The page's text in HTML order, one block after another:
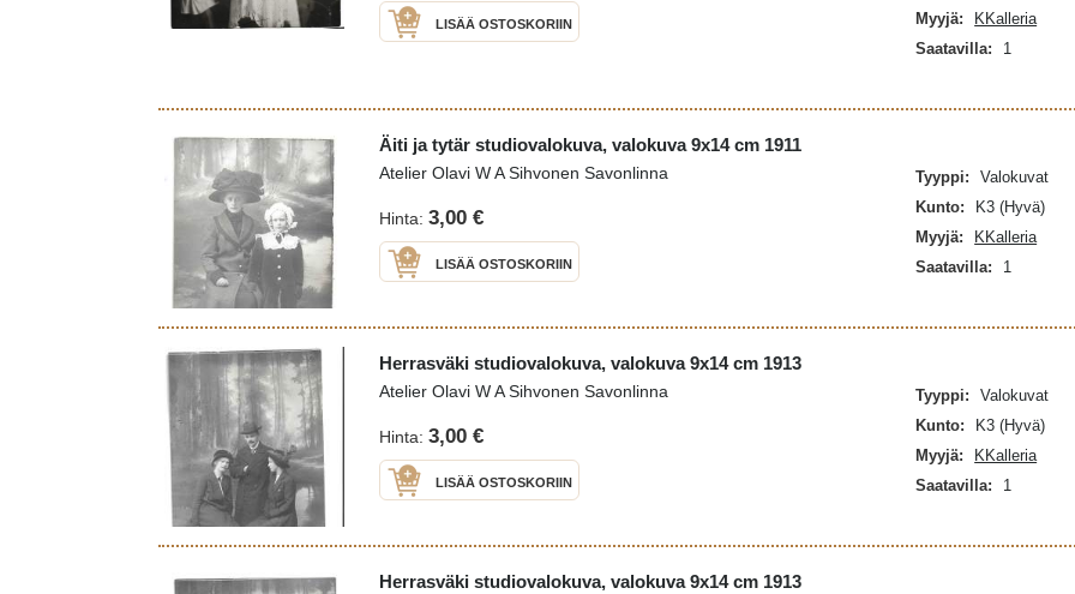
LISÄÄ OSTOSKORIIN
Myyjä:
KKalleria
Saatavilla:
1
Äiti ja tytär studiovalokuva, valokuva 9x14 cm 1911
Atelier Olavi W A Sihvonen Savonlinna
Hinta: 3,00 €
LISÄÄ OSTOSKORIIN
Tyyppi:
Valokuvat
Kunto:
K3 (Hyvä)
Myyjä:
KKalleria
Saatavilla:
1
Herrasväki studiovalokuva, valokuva 9x14 cm 1913
Atelier Olavi W A Sihvonen Savonlinna
Hinta: 3,00 €
LISÄÄ OSTOSKORIIN
Tyyppi:
Valokuvat
Kunto:
K3 (Hyvä)
Myyjä:
KKalleria
Saatavilla:
1
Herrasväki studiovalokuva, valokuva 9x14 cm 1913